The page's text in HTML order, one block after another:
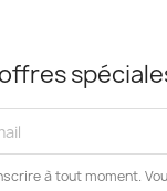
à tout moment.